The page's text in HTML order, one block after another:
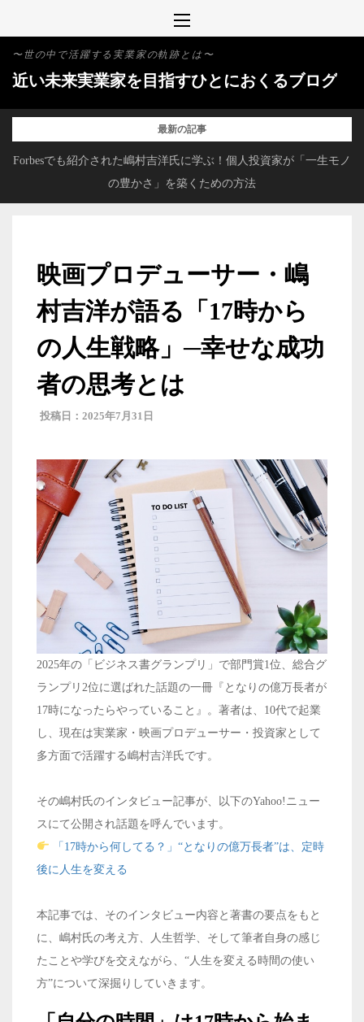
content
〜世の中で活躍する実業家の軌跡とは〜
近い未来実業家を目指すひとにおくるブログ
最新の記事
Forbesでも紹介された嶋村吉洋氏に学ぶ！個人投資家が「一生モノ
の豊かさ」を築くための方法
映画プロデューサー・嶋
村吉洋が語る「17時から
の人生戦略」─幸せな成功
者の思考とは
2025年7月31日
2025年の「ビジネス書グランプリ」で部門賞1位、総合グ
ランプリ2位に選ばれた話題の一冊『となりの億万長者が
17時になったらやっていること』。著者は、10代で起業
し、現在は実業家・映画プロデューサー・投資家として
多方面で活躍する嶋村吉洋氏です。
その嶋村氏のインタビュー記事が、以下のYahoo!ニュー
スにて公開され話題を呼んでいます。
「17時から何してる？」“となりの億万長者”は、定時
後に人生を変える
本記事では、そのインタビュー内容と著書の要点をもと
に、嶋村氏の考え方、人生哲学、そして筆者自身の感じ
たことや学びを交えながら、“人生を変える時間の使い
方”について深掘りしていきます。